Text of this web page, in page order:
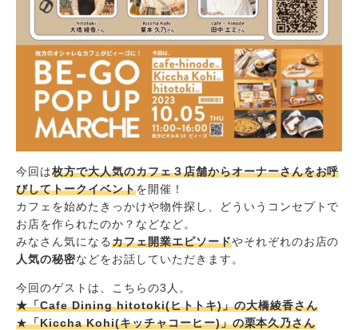
今回は枚方で大人気のカフェ３店舗からオーナーさんをお呼
びしてトークイベントを開催！
カフェを始めたきっかけや物件探し、どういうコンセプトで
お店を作られたのか？などなど。
みなさん気になるカフェ開業エピソードやそれぞれのお店の
人気の秘密などをお話していただきます。
今回のゲストは、こちらの3人。
★「Cafe Dining hitotoki(ヒトトキ)」の大橋綾香さん
★「Kiccha Kohi(キッチャコーヒー)」の栗本久乃さん